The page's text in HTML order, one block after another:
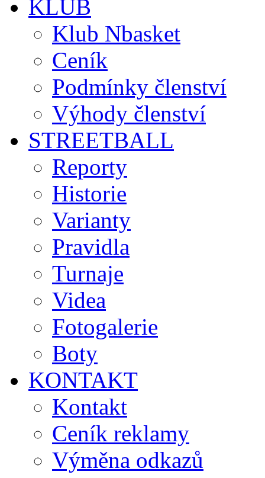
KLUB
Klub Nbasket
Ceník
Podmínky členství
Výhody členství
STREETBALL
Reporty
Historie
Varianty
Pravidla
Turnaje
Videa
Fotogalerie
Boty
KONTAKT
Kontakt
Ceník reklamy
Výměna odkazů